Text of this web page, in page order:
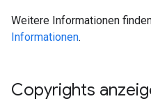
Weitere Informationen
Informationen.
Copyrights